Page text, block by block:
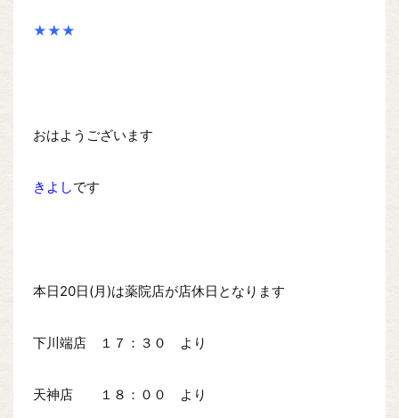
★★★
おはようございます
きよしです
本日20日(月)は薬院店が店休日となります
下川端店 １７：３０ より
天神店 １８：００ より